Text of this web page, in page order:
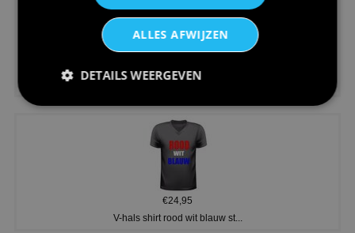
Koningsdag shirt heren v-hals ...
€24,95
V-hals shirt rood wit blauw st...
ALLES AFWIJZEN
DETAILS WEERGEVEN